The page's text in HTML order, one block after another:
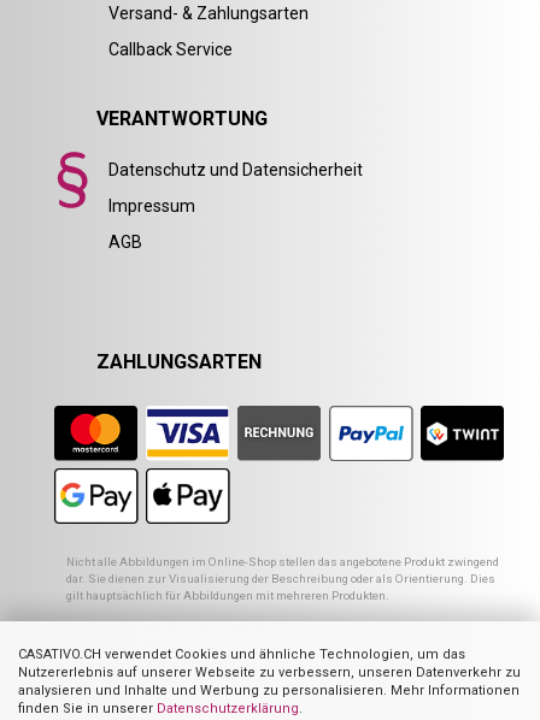
CASATIVO.CH verwendet Cookies und ähnliche Technologien, um das
Nutzererlebnis auf unserer Webseite zu verbessern, unseren Datenverkehr zu
analysieren und Inhalte und Werbung zu personalisieren. Mehr Informationen
finden Sie in unserer Datenschutzerklärung.
Versand- & Zahlungsarten
Callback Service
VERANTWORTUNG
Datenschutz und Datensicherheit
Impressum
AGB
ZAHLUNGSARTEN
Nicht alle Abbildungen im Online-Shop stellen das angebotene Produkt zwingend
dar. Sie dienen zur Visualisierung der Beschreibung oder als Orientierung. Dies
gilt hauptsächlich für Abbildungen mit mehreren Produkten.
Ehemaliger Preis von Casativo
3 Summe der Einzelpreise
4 UVP des Herstellers